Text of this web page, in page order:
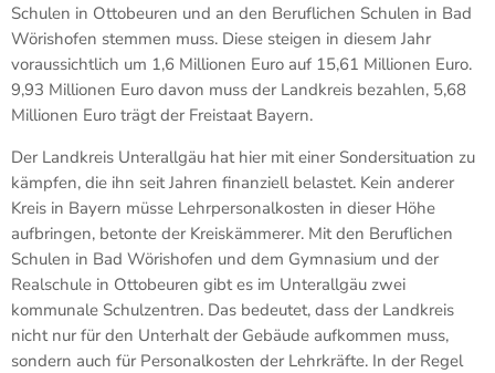
Schulen in Ottobeuren und an den Beruflichen Schulen in Bad
Wörishofen stemmen muss. Diese steigen in diesem Jahr
voraussichtlich um 1,6 Millionen Euro auf 15,61 Millionen Euro.
9,93 Millionen Euro davon muss der Landkreis bezahlen, 5,68
Millionen Euro trägt der Freistaat Bayern.
Der Landkreis Unterallgäu hat hier mit einer Sondersituation zu
kämpfen, die ihn seit Jahren finanziell belastet. Kein anderer
Kreis in Bayern müsse Lehrpersonalkosten in dieser Höhe
aufbringen, betonte der Kreiskämmerer. Mit den Beruflichen
Schulen in Bad Wörishofen und dem Gymnasium und der
Realschule in Ottobeuren gibt es im Unterallgäu zwei
kommunale Schulzentren. Das bedeutet, dass der Landkreis
nicht nur für den Unterhalt der Gebäude aufkommen muss,
sondern auch für Personalkosten der Lehrkräfte. In der Regel